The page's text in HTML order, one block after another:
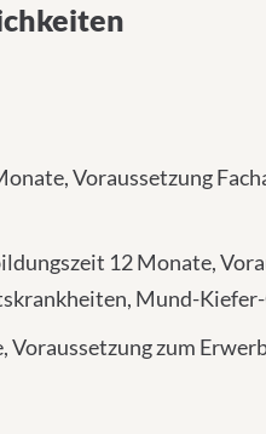
Voraussetzung
12 Monate,
Mund-
zum